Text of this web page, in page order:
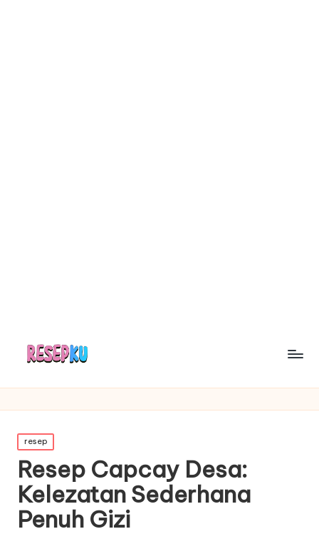
Posted
in
resep
Resep Capcay Desa:
Kelezatan Sederhana
Penuh Gizi